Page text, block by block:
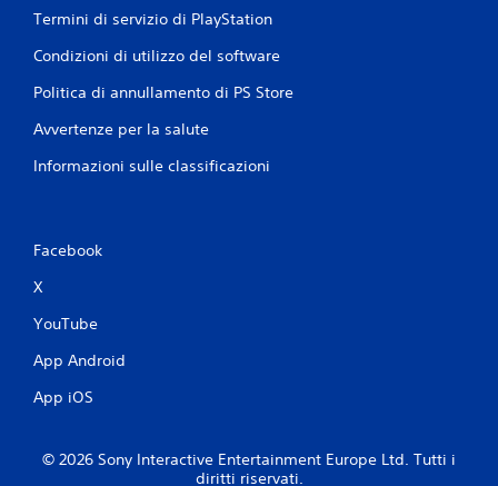
Termini di servizio di PlayStation
Condizioni di utilizzo del software
Politica di annullamento di PS Store
Avvertenze per la salute
Informazioni sulle classificazioni
Facebook
X
YouTube
App Android
App iOS
© 2026 Sony Interactive Entertainment Europe Ltd. Tutti i
diritti riservati.